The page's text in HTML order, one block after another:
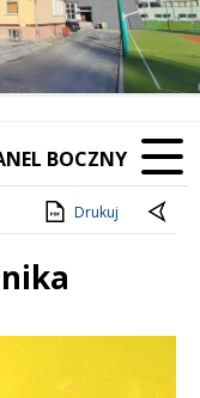
BOCZNY
Drukuj